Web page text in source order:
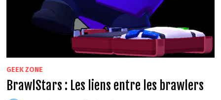
GEEK ZONE
BrawlStars : Les liens entre les brawlers